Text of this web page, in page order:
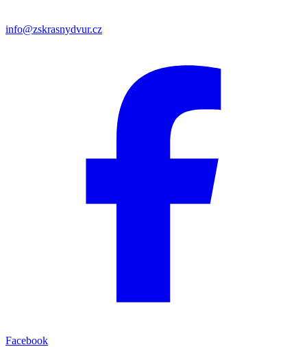
info@zskrasnydvur.cz
Facebook